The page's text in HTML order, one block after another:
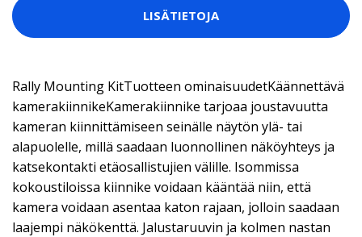
LISÄTIETOJA
Rally Mounting KitTuotteen ominaisuudetKäännettävä
kamerakiinnikeKamerakiinnike tarjoaa joustavuutta
kameran kiinnittämiseen seinälle näytön ylä- tai
alapuolelle, millä saadaan luonnollinen näköyhteys ja
katsekontakti etäosallistujien välille. Isommissa
kokoustiloissa kiinnike voidaan kääntää niin, että
kamera voidaan asentaa katon rajaan, jolloin saadaan
laajempi näkökenttä. Jalustaruuvin ja kolmen nastan